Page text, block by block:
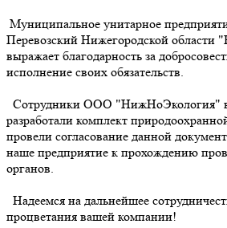
Муниципальное унитарное
Перевозский Нижегородской области
выражает благодарность за
исполнение своих обязательств.
Сотрудники ООО "НижНоЭкология" в
разработали комплект
провели согласование данной
наше предприятие к прохождению
органов.
Надеемся на дальнейшее
процветания вашей компании!